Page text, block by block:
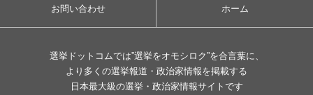
お問い合わせ ホーム
選挙ドットコムでは”選挙をオモシロク”を合言葉に、
より多くの選挙報道・政治家情報を掲載する
日本最大級の選挙・政治家情報サイトです